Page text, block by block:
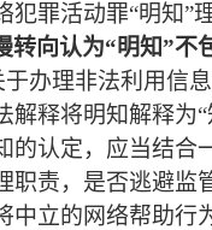
犯罪活动罪“明知”
转向认为“明知”不
于办理非法利用信
解释将明知解释为
的认定，应当结
责，是否逃避
立的网络帮助行